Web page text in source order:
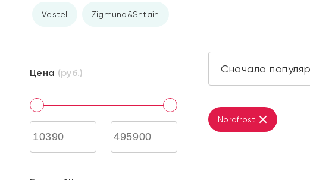
Vestel Zigmund&Shtain
Цена (руб.)
Nordfrost